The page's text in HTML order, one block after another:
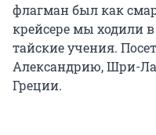
флагман был как
крейсере мы ходили в
тайские учения.
Александрию, Шри-
Греции.